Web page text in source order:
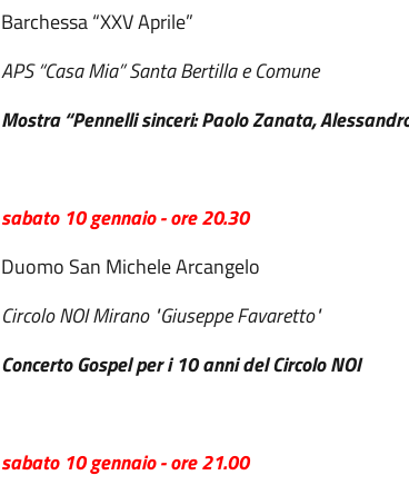
Barchessa “XXV Aprile”
APS “Casa Mia” Santa Bertilla e Comune
Mostra “Pennelli sinceri: Paolo Zanata,
sabato 10 gennaio - ore 20.30
Duomo San Michele Arcangelo
Circolo NOI Mirano "Giuseppe Favaretto"
Concerto Gospel per i 10 anni del Circolo NOI
sabato 10 gennaio - ore 21.00